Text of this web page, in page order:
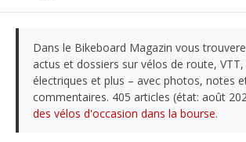
Dans le Bikeboard Magazin vous
actus et dossiers sur vélos de route, VTT,
électriques et plus – avec photos, notes
commentaires. 405 articles (état: août
des vélos d'occasion dans la bourse.